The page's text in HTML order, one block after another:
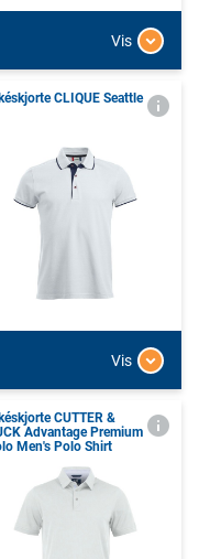
Vis
CLIQUE Seattle
Vis
CUTTER &
Advantage Premium
Men's Polo Shirt